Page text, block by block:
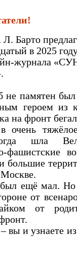
Барто
в 2025
журнала
не памятен
героем из
на фронт
очень
шла
фашистские
большие
был ещё мал.
от
от
вы и узнаете